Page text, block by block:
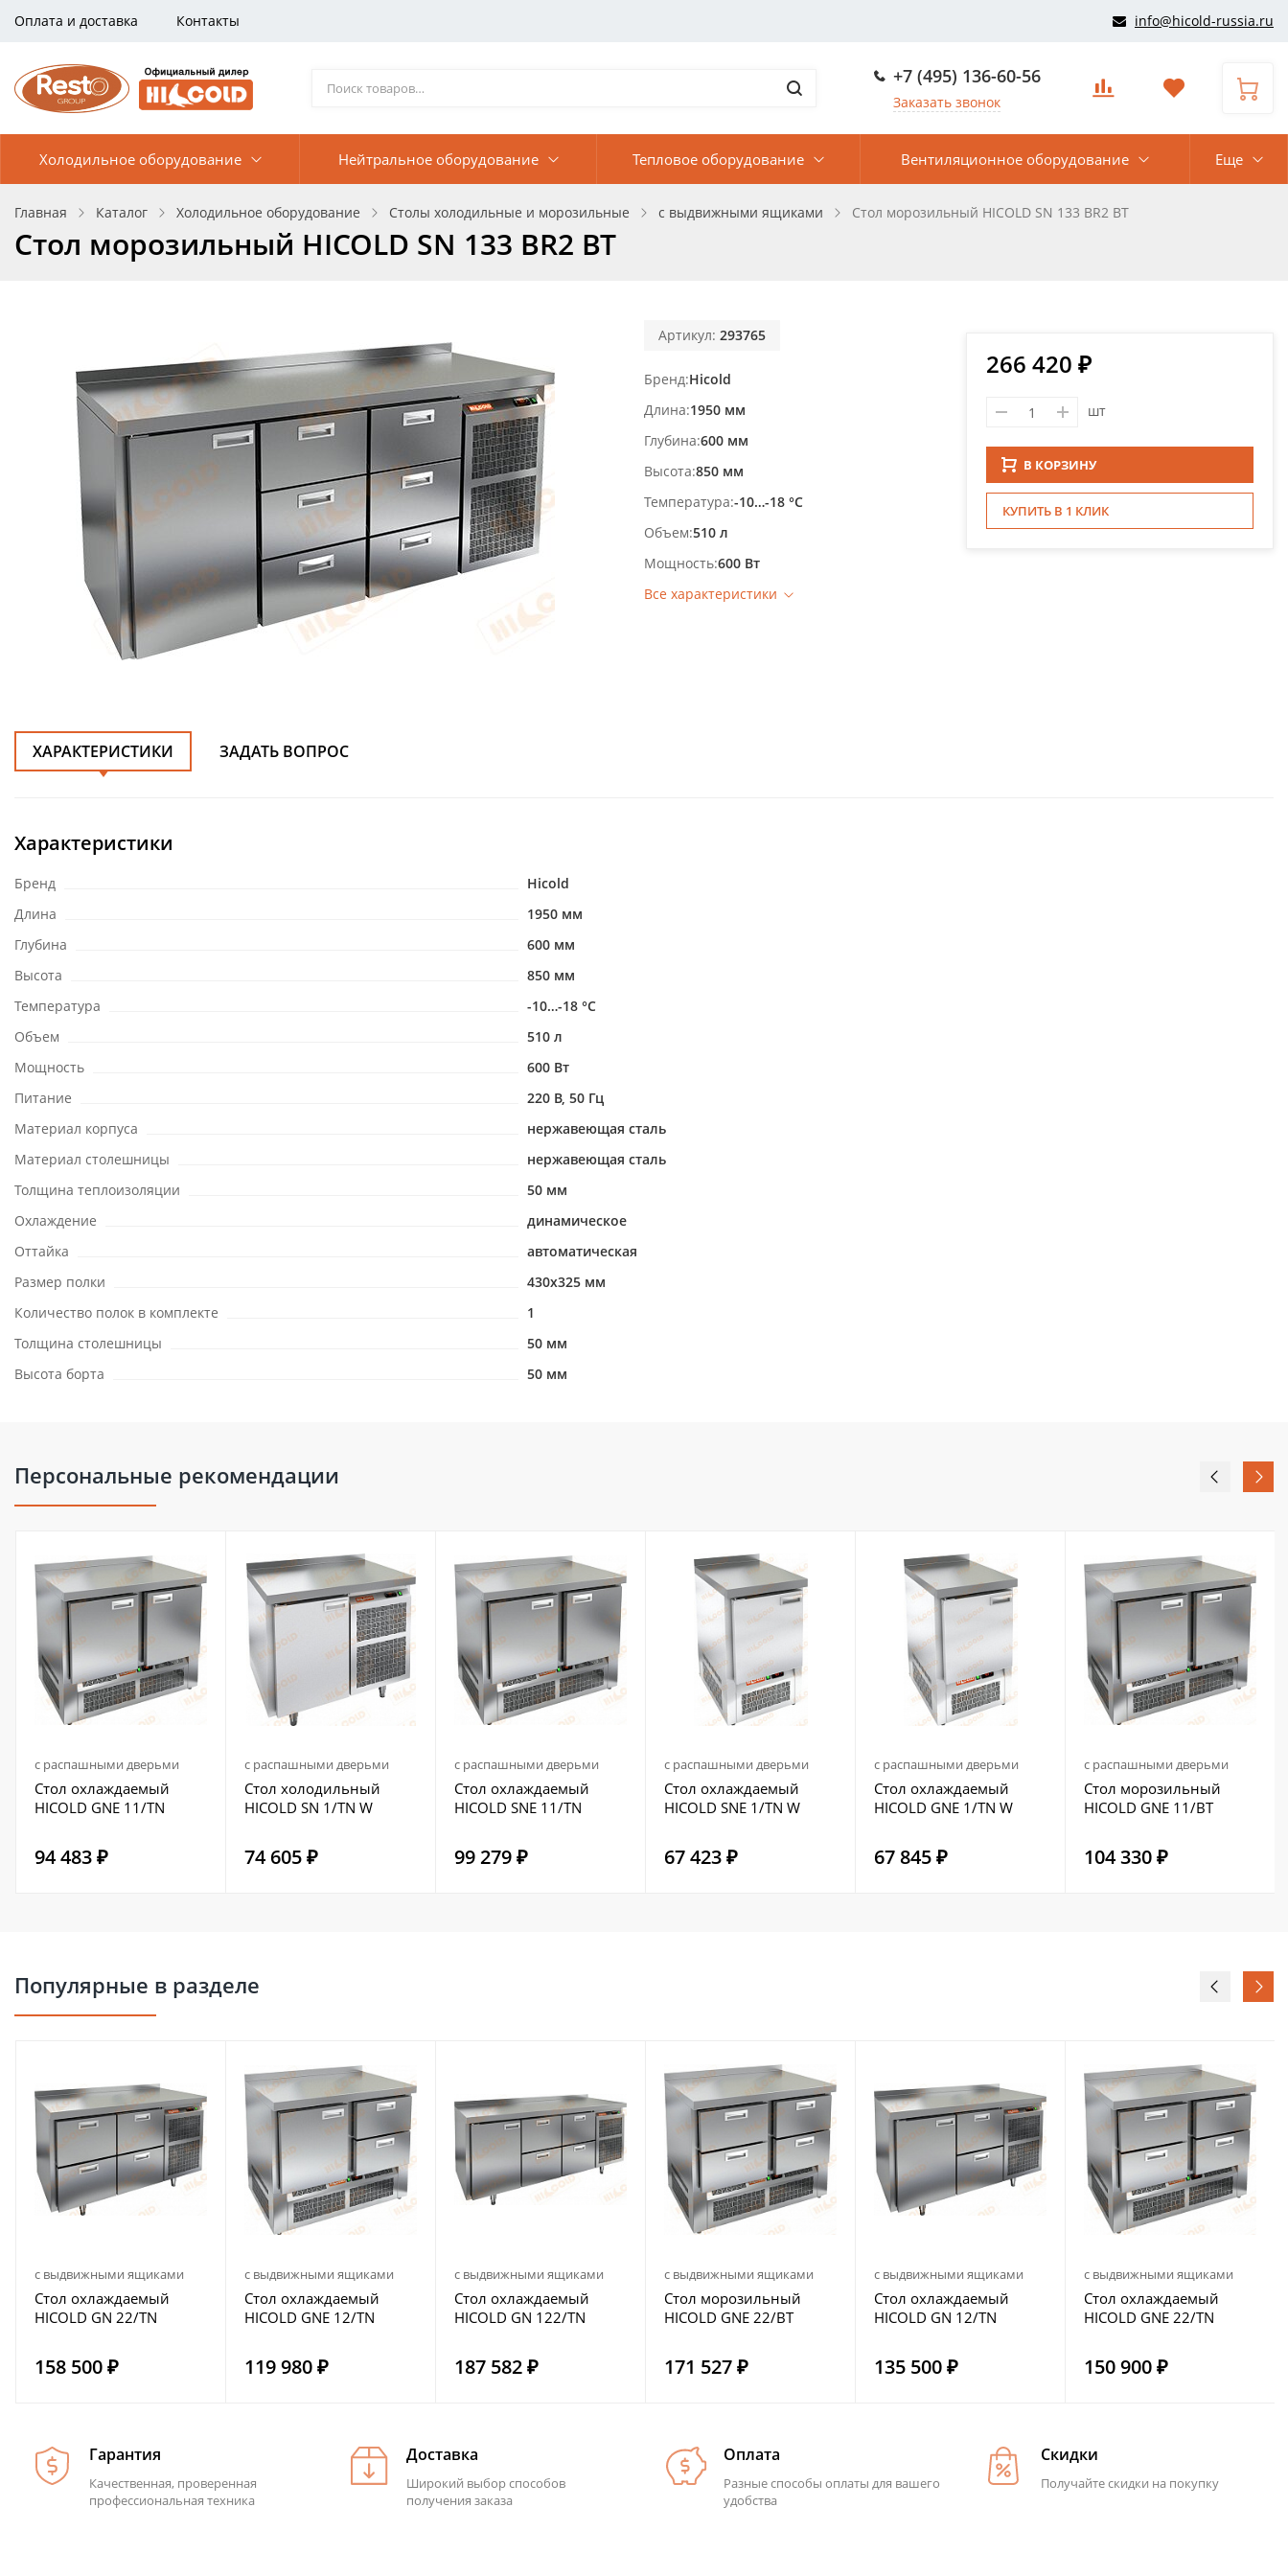
Оплата и доставка Контакты info@hicold-russia.ru
+7 (495) 136-60-56
Заказать звонок
Холодильное оборудование Нейтральное оборудование Тепловое оборудование Вентиляционное оборудование Еще
Главная Каталог Холодильное оборудование Столы холодильные и морозильные с выдвижными ящиками Стол морозильный HICOLD SN 133 BR2 BT
Стол морозильный HICOLD SN 133 BR2 BT
Артикул: 293765
Бренд Hicold
Длина 1950 мм
Глубина 600 мм
Высота 850 мм
Температура -10…-18 °С
Объем 510 л
Мощность 600 Вт
Все характеристики
266 420 ₽
шт
В КОРЗИНУ
КУПИТЬ В 1 КЛИК
ХАРАКТЕРИСТИКИ ЗАДАТЬ ВОПРОС
Характеристики
Бренд
Hicold
Длина
1950 мм
Глубина
600 мм
Высота
850 мм
Температура
-10…-18 °С
Объем
510 л
Мощность
600 Вт
Питание
220 В, 50 Гц
Материал корпуса
нержавеющая сталь
Материал столешницы
нержавеющая сталь
Толщина теплоизоляции
50 мм
Охлаждение
динамическое
Оттайка
автоматическая
Размер полки
430х325 мм
Количество полок в комплекте
1
Толщина столешницы
50 мм
Высота борта
50 мм
Персональные рекомендации
с распашными дверьми
Стол охлаждаемый
HICOLD GNE 11/TN
94 483 ₽
с распашными дверьми
Стол холодильный
HICOLD SN 1/TN W
74 605 ₽
с распашными дверьми
Стол охлаждаемый
HICOLD SNE 11/TN
99 279 ₽
с распашными дверьми
Стол охлаждаемый
HICOLD SNE 1/TN W
67 423 ₽
с распашными дверьми
Стол охлаждаемый
HICOLD GNE 1/TN W
67 845 ₽
с распашными дверьми
Стол морозильный
HICOLD GNE 11/BT
104 330 ₽
Популярные в разделе
с выдвижными ящиками
Стол охлаждаемый
HICOLD GN 22/TN
158 500 ₽
с выдвижными ящиками
Стол охлаждаемый
HICOLD GNE 12/TN
119 980 ₽
с выдвижными ящиками
Стол охлаждаемый
HICOLD GN 122/TN
187 582 ₽
с выдвижными ящиками
Стол морозильный
HICOLD GNE 22/BT
171 527 ₽
с выдвижными ящиками
Стол охлаждаемый
HICOLD GN 12/TN
135 500 ₽
с выдвижными ящиками
Стол охлаждаемый
HICOLD GNE 22/TN
150 900 ₽
Гарантия
Качественная, проверенная
профессиональная техника
Доставка
Широкий выбор способов
получения заказа
Оплата
Разные способы оплаты для вашего
удобства
Скидки
Получайте скидки на покупку